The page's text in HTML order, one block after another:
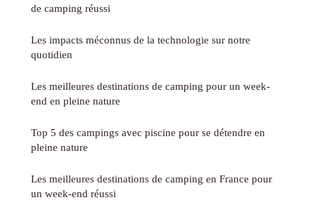
de camping réussi
Les impacts méconnus de la technologie sur notre
quotidien
Les meilleures destinations de camping pour un week-
end en pleine nature
Top 5 des campings avec piscine pour se détendre en
pleine nature
Les meilleures destinations de camping en France pour
un week-end réussi